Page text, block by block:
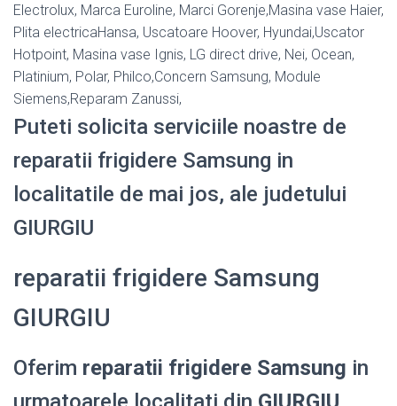
Electrolux, Marca Euroline, Marci Gorenje,Masina vase Haier,
Plita electricaHansa, Uscatoare Hoover, Hyundai,Uscator
Hotpoint, Masina vase Ignis, LG direct drive, Nei, Ocean,
Platinium, Polar, Philco,Concern Samsung, Module
Siemens,Reparam Zanussi,
Puteti solicita serviciile noastre de
reparatii frigidere Samsung in
localitatile de mai jos, ale judetului
GIURGIU
reparatii frigidere Samsung
GIURGIU
Oferim reparatii frigidere Samsung in